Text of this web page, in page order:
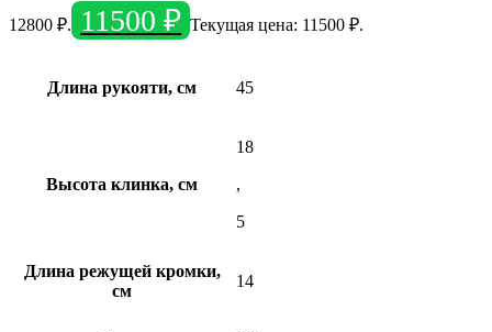
12800 ₽. 11500 ₽ Текущая цена: 11500 ₽.
Длина рукояти, см 45
Высота клинка, см
18
,
5
Длина режущей кромки,
см
14